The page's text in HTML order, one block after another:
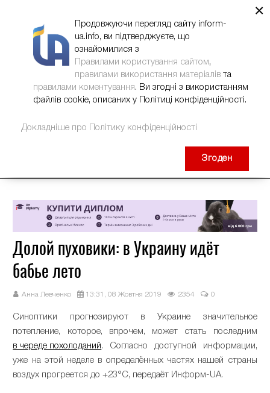
Долой пуховики: в Украину идёт
бабье лето
Анна Левченко 13:31, 08 Жовтня 2019 2354 0
Синоптики прогнозируют в Украине значительное
потепление, которое, впрочем, может стать последним
в череде похолоданий. Согласно доступной информации,
уже на этой неделе в определённых частях нашей страны
воздух прогреется до +23°С, передаёт Информ-UA.
×
Продовжуючи перегляд сайту inform-
ua.info, ви підтверджуєте, що
ознайомилися з
Правилами користування сайтом,
правилами використання матеріалів та
правилами коментування. Ви згодні з використанням
файлів cookie, описаних у Політиці конфіденційності.
Докладніше про Політику конфіденційності
Згоден